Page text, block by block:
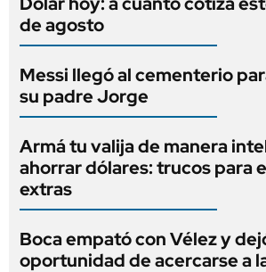
de agosto
Messi llegó al cementerio
su padre Jorge
Armá tu valija de manera
ahorrar dólares: trucos para
extras
Boca empató con Vélez y
oportunidad de acercarse a